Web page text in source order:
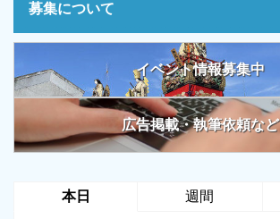
募集について
イベント情報募集中
広告掲載・執筆依頼など
本日 週間